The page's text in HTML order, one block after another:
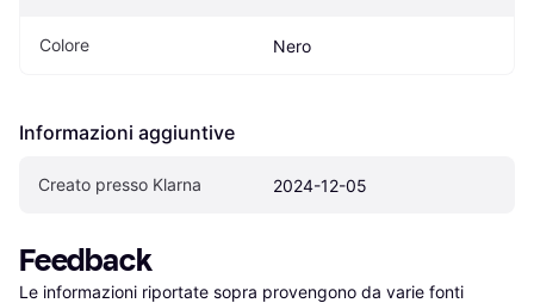
Colore Nero
Informazioni aggiuntive
Creato presso Klarna 2024-12-05
Feedback
Le informazioni riportate sopra provengono da varie fonti